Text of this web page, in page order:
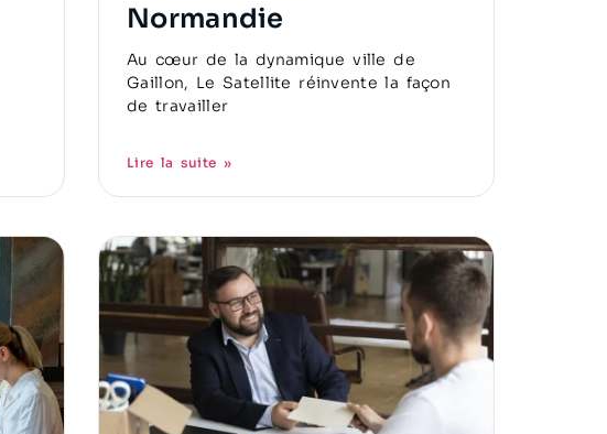
Normandie
Au cœur de la dynamique ville de
Gaillon, Le Satellite réinvente la façon
de travailler
Lire la suite »